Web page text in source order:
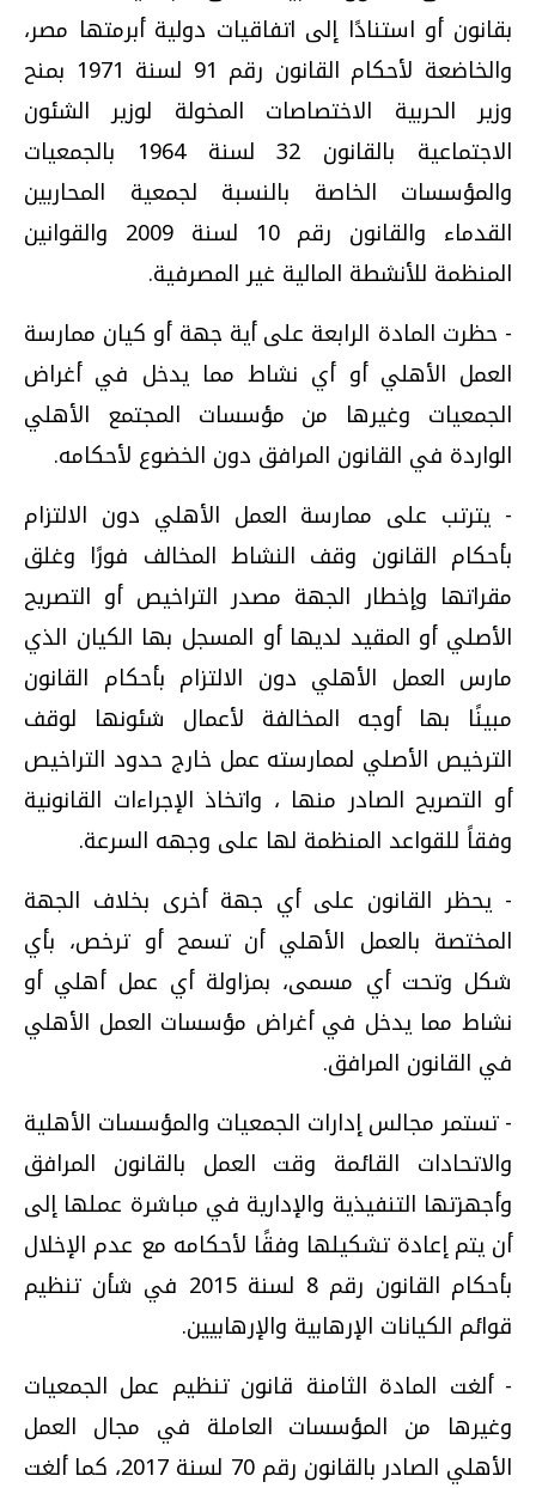
بقانون أو استنادًا إلى اتفاقيات دولية أبرمتها مصر،
والخاضعة لأحكام القانون رقم 91 لسنة 1971 بمنح
وزير الحربية الاختصاصات المخولة لوزير الشئون
الاجتماعية بالقانون 32 لسنة 1964 بالجمعيات
والمؤسسات الخاصة بالنسبة لجمعية المحاربين
القدماء والقانون رقم 10 لسنة 2009 والقوانين
المنظمة للأنشطة المالية غير المصرفية.
- حظرت المادة الرابعة على أية جهة أو كيان ممارسة
العمل الأهلي أو أي نشاط مما يدخل في أغراض
الجمعيات وغيرها من مؤسسات المجتمع الأهلي
الواردة في القانون المرافق دون الخضوع لأحكامه.
- يترتب على ممارسة العمل الأهلي دون الالتزام
بأحكام القانون وقف النشاط المخالف فورًا وغلق
مقراتها وإخطار الجهة مصدر التراخيص أو التصريح
الأصلي أو المقيد لديها أو المسجل بها الكيان الذي
مارس العمل الأهلي دون الالتزام بأحكام القانون
مبينًا بها أوجه المخالفة لأعمال شئونها لوقف
الترخيص الأصلي لممارسته عمل خارج حدود التراخيص
أو التصريح الصادر منها ، واتخاذ الإجراءات القانونية
وفقاً للقواعد المنظمة لها على وجهه السرعة.
- يحظر القانون على أي جهة أخرى بخلاف الجهة
المختصة بالعمل الأهلي أن تسمح أو ترخص، بأي
شكل وتحت أي مسمى، بمزاولة أي عمل أهلي أو
نشاط مما يدخل في أغراض مؤسسات العمل الأهلي
في القانون المرافق.
- تستمر مجالس إدارات الجمعيات والمؤسسات الأهلية
والاتحادات القائمة وقت العمل بالقانون المرافق
وأجهزتها التنفيذية والإدارية في مباشرة عملها إلى
أن يتم إعادة تشكيلها وفقًا لأحكامه مع عدم الإخلال
بأحكام القانون رقم 8 لسنة 2015 في شأن تنظيم
قوائم الكيانات الإرهابية والإرهابيين.
- ألغت المادة الثامنة قانون تنظيم عمل الجمعيات
وغيرها من المؤسسات العاملة في مجال العمل
الأهلي الصادر بالقانون رقم 70 لسنة 2017، كما ألغت